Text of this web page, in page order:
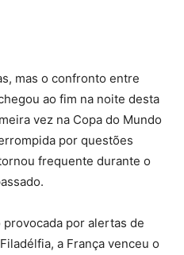
mas o confronto entre
ao fim na noite desta
vez na Copa do Mundo
por questões
frequente durante o
por alertas de
a França venceu o